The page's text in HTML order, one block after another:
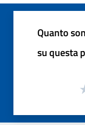
Quanto
su questa